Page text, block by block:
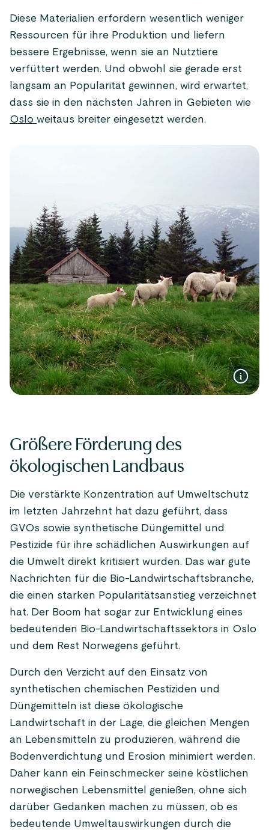
Diese Materialien erfordern wesentlich weniger
Ressourcen für ihre Produktion und liefern
bessere Ergebnisse, wenn sie an Nutztiere
verfüttert werden. Und obwohl sie gerade erst
langsam an Popularität gewinnen, wird erwartet,
dass sie in den nächsten Jahren in Gebieten wie
Oslo weitaus breiter eingesetzt werden.
Größere Förderung des
ökologischen Landbaus
Die verstärkte Konzentration auf Umweltschutz
im letzten Jahrzehnt hat dazu geführt, dass
GVOs sowie synthetische Düngemittel und
Pestizide für ihre schädlichen Auswirkungen auf
die Umwelt direkt kritisiert wurden. Das war gute
Nachrichten für die Bio-Landwirtschaftsbranche,
die einen starken Popularitätsanstieg verzeichnet
hat. Der Boom hat sogar zur Entwicklung eines
bedeutenden Bio-Landwirtschaftssektors in Oslo
und dem Rest Norwegens geführt.
Durch den Verzicht auf den Einsatz von
synthetischen chemischen Pestiziden und
Düngemitteln ist diese ökologische
Landwirtschaft in der Lage, die gleichen Mengen
an Lebensmitteln zu produzieren, während die
Bodenverdichtung und Erosion minimiert werden.
Daher kann ein Feinschmecker seine köstlichen
norwegischen Lebensmittel genießen, ohne sich
darüber Gedanken machen zu müssen, ob es
bedeutende Umweltauswirkungen durch die